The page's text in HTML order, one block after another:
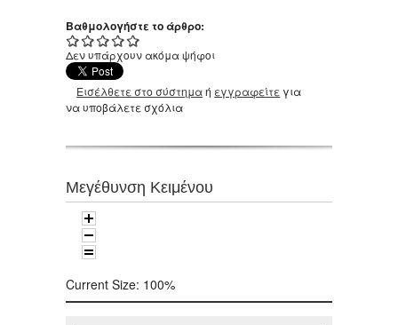
Βαθμολογήστε το άρθρο:
Δεν υπάρχουν ακόμα ψήφοι
Εισέλθετε στο σύστημαή εγγραφείτε για
να υποβάλετε σχόλια
Μεγέθυνση Κειμένου
Current Size: 100%